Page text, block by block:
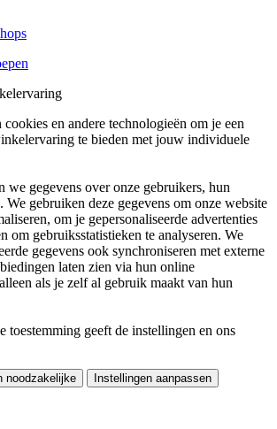
en andere technologieën om je een
te bieden met jouw individuele
we gegevens over onze gebruikers, hun
We gebruiken deze gegevens om onze website
om je gepersonaliseerde advertenties
om gebruiksstatistieken te analyseren. We
gegevens ook synchroniseren met externe
laten zien via hun online
als je zelf al gebruik maakt van hun
toestemming geeft de instellingen en ons
noodzakelijke Instellingen aanpassen